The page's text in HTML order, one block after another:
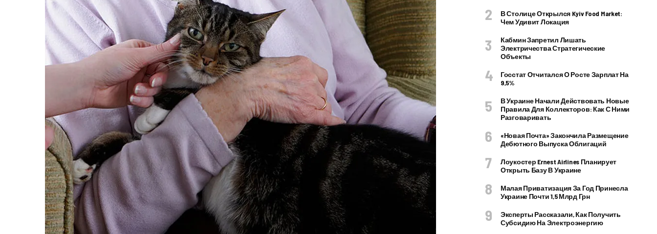
В Столице Открылся Kyiv Food Market:
Чем Удивит Локация
Кабмин Запретил Лишать
Электричества Стратегические
Объекты
Госстат Отчитался О Росте Зарплат На
9,5%
В Украине Начали Действовать Новые
Правила Для Коллекторов: Как С Ними
Разговаривать
«Новая Почта» Закончила Размещение
Дебютного Выпуска Облигаций
Лоукостер Ernest Airlines Планирует
Открыть Базу В Украине
Малая Приватизация За Год Принесла
Украине Почти 1,5 Млрд Грн
Эксперты Рассказали, Как Получить
Субсидию На Электроэнергию